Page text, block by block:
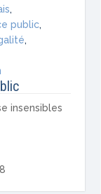
,
public,
,
insensibles